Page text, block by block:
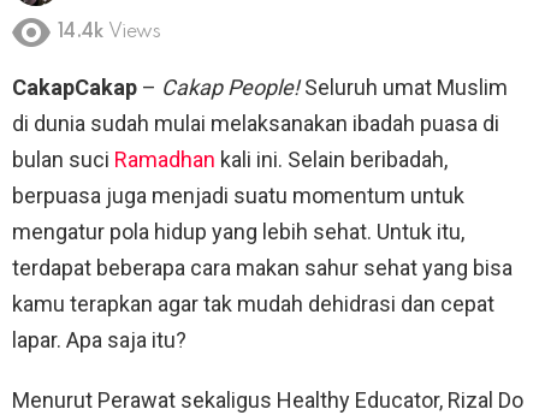
14.4k Views
CakapCakap – Cakap People!Seluruh umat Muslim
di dunia sudah mulai melaksanakan ibadah puasa di
bulan suci Ramadhan kali ini. Selain beribadah,
berpuasa juga menjadi suatu momentum untuk
mengatur pola hidup yang lebih sehat. Untuk itu,
terdapat beberapa cara makan sahur sehat yang bisa
kamu terapkan agar tak mudah dehidrasi dan cepat
lapar. Apa saja itu?
Menurut Perawat sekaligus Healthy Educator, Rizal Do